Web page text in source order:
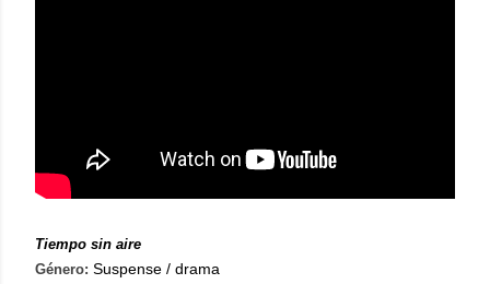
Tiempo sin aire
Género: Suspense / drama